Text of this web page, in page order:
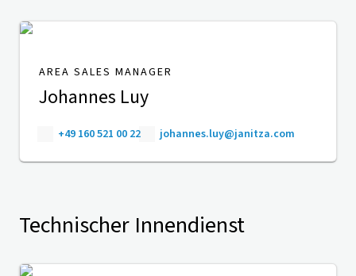
AREA SALES MANAGER
Johannes Luy
+49 160 521 00 22 johannes.luy@janitza.com
Technischer Innendienst